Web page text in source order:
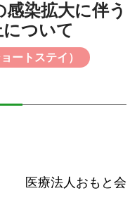
染拡大に伴う
ついて
ートステイ）
医療法人おもと会